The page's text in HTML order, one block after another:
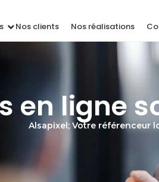
Nos clients Nos réalisations
en ligne
Alsapixel; Votre référenceur